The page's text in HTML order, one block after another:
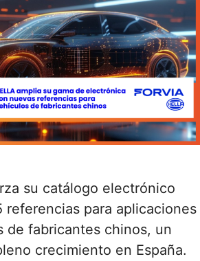
su catálogo electrónico
referencias para aplicaciones
de fabricantes chinos, un
crecimiento en España.